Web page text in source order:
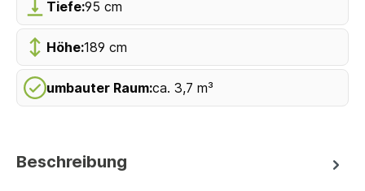
Tiefe:95 cm
Höhe:189 cm
umbauter Raum:ca. 3,7 m³
Beschreibung